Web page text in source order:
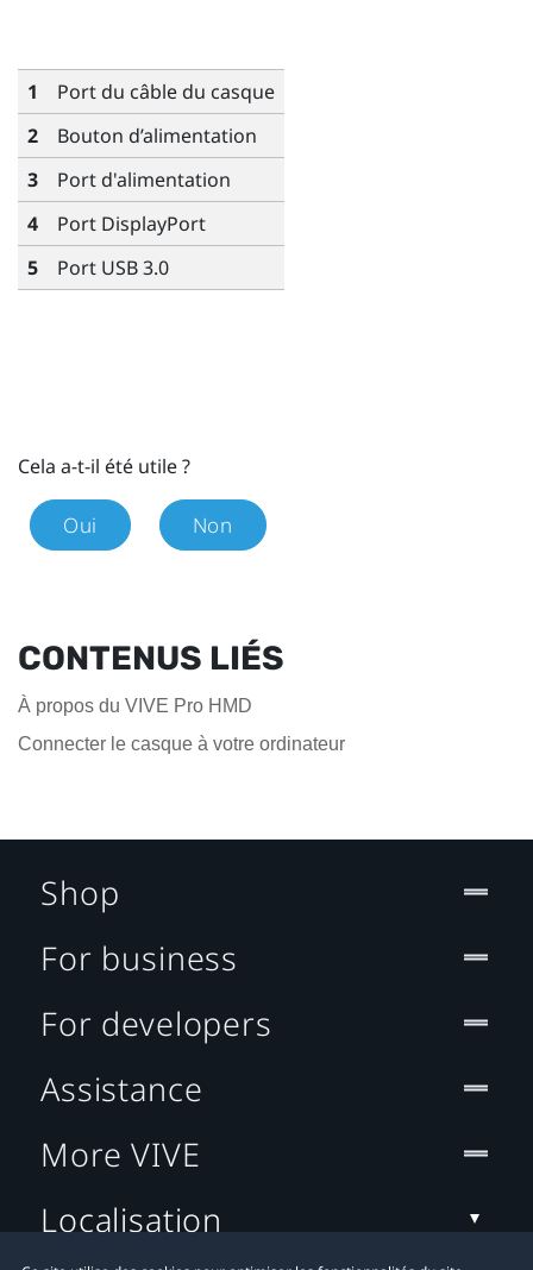
1
Port du câble du casque
2
Bouton d’alimentation
3
Port d'alimentation
4
Port DisplayPort
5
Port USB 3.0
Cela a-t-il été utile ?
Oui Non
CONTENUS LIÉS
À propos du VIVE Pro HMD
Connecter le casque à votre ordinateur
Shop
For business
For developers
Assistance
More VIVE
Localisation